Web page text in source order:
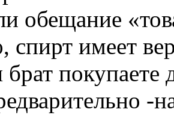
обещание
спирт имеет
покупаете
-